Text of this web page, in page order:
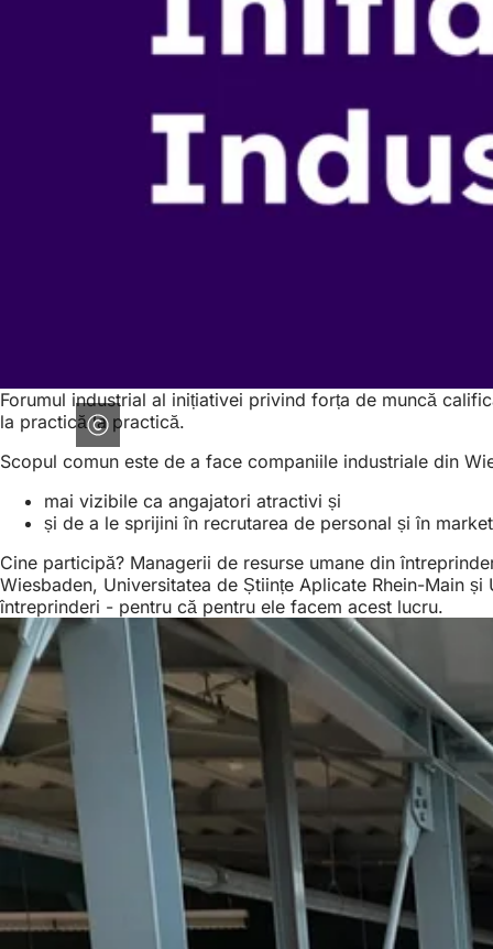
Forumul industrial al inițiativei privind forța de muncă
la practică la practică.
Scopul comun este de a face companiile industriale din
mai vizibile ca angajatori atractivi și
și de a le sprijini în recrutarea de personal și în
Cine participă? Managerii de resurse umane din
Wiesbaden, Universitatea de Științe Aplicate Rhein-Main
întreprinderi - pentru că pentru ele facem acest lucru.